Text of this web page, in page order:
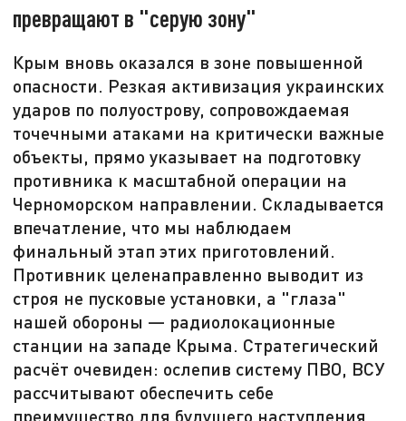
превращают в "серую зону"
Крым вновь оказался в зоне повышенной
опасности. Резкая активизация украинских
ударов по полуострову, сопровождаемая
точечными атаками на критически важные
объекты, прямо указывает на подготовку
противника к масштабной операции на
Черноморском направлении. Складывается
впечатление, что мы наблюдаем
финальный этап этих приготовлений.
Противник целенаправленно выводит из
строя не пусковые установки, а "глаза"
нашей обороны — радиолокационные
станции на западе Крыма. Стратегический
расчёт очевиден: ослепив систему ПВО, ВСУ
рассчитывают обеспечить себе
преимущество для будущего наступления.